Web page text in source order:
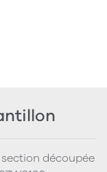
découpée